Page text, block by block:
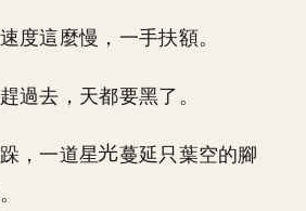
度這麼慢，一手扶額。
過去，天都要黑了。
，一道星
蔓延只葉空的腳